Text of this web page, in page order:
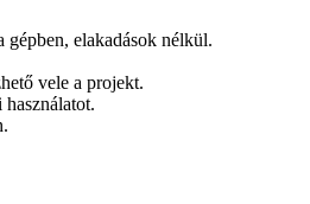
gépben, elakadások nélkül.
vele a projekt.